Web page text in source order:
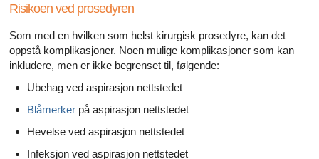
Risikoen ved prosedyren
Som med en hvilken som helst kirurgisk prosedyre, kan det
oppstå komplikasjoner. Noen mulige komplikasjoner som kan
inkludere, men er ikke begrenset til, følgende:
Ubehag ved aspirasjon nettstedet
Blåmerker på aspirasjon nettstedet
Hevelse ved aspirasjon nettstedet
Infeksjon ved aspirasjon nettstedet